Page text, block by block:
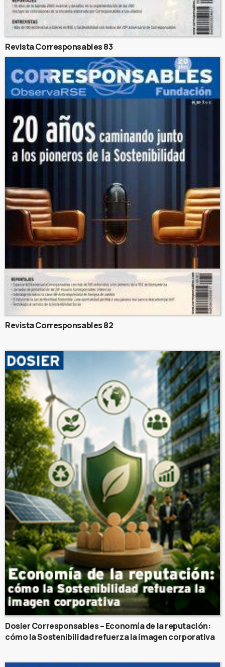
Revista Corresponsables 83
Revista Corresponsables 82
Dosier Corresponsables – Economía de la reputación:
cómo la Sostenibilidad refuerza la imagen corporativa